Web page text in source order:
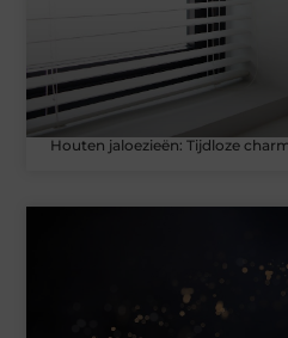
Houten jaloezieën: Tijdloze